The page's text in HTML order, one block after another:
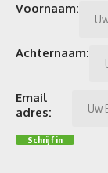
Voornaam:
Achternaam:
Email
adres: